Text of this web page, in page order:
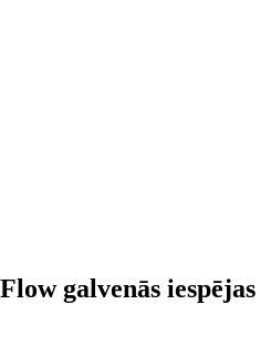
galvenās iespējas